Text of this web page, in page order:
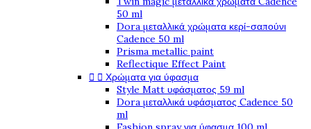
50 ml
Dora μεταλλικά χρώματα κερί-σαπούνι
Cadence 50 ml
Prisma metallic paint
Reflectique Effect Paint
  Χρώματα για ύφασμα
Style Matt υφάσματος 59 ml
Dora μεταλλικά υφάσματος Cadence 50
ml